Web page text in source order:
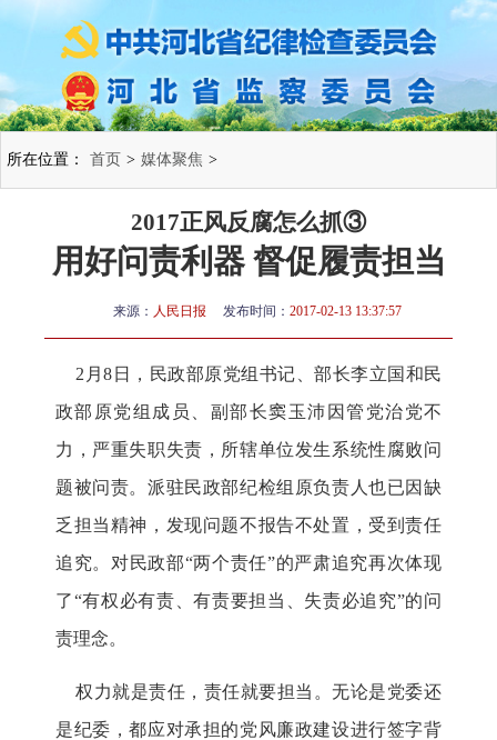
所在位置： 首页 > 媒体聚焦 >
2017正风反腐怎么抓③
用好问责利器 督促履责担当
来源： 人民日报 发布时间： 2017-02-13 13:37:57
2月8日，民政部原党组书记、部长李立国和民
政部原党组成员、副部长窦玉沛因管党治党不
力，严重失职失责，所辖单位发生系统性腐败问
题被问责。派驻民政部纪检组原负责人也已因缺
乏担当精神，发现问题不报告不处置，受到责任
追究。对民政部“两个责任”的严肃追究再次体现
了“有权必有责、有责要担当、失责必追究”的问
责理念。
权力就是责任，责任就要担当。无论是党委还
是纪委，都应对承担的党风廉政建设进行签字背